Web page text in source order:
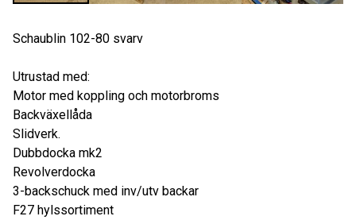
Schaublin 102-80 svarv
Utrustad med:
Motor med koppling och motorbroms
Backväxellåda
Slidverk.
Dubbdocka mk2
Revolverdocka
3-backschuck med inv/utv backar
F27 hylssortiment